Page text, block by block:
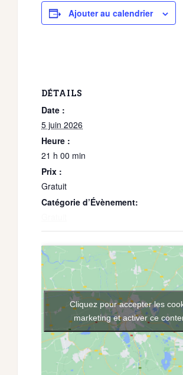
Ajouter au calendrier
DÉTAILS
Date :
5 juin 2026
Heure :
21 h 00 min
Prix :
Gratuit
Catégorie d’Évènement:
Cliquez pour accepter les
marketing et activer ce